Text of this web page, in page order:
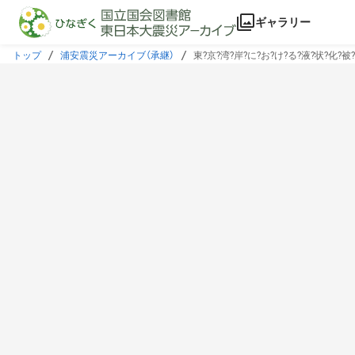
本文に飛ぶ
ギャラリー
トップ 浦安震災アーカイブ（承継） 東?京?湾?岸?に?お?け?る?液?状?化?被